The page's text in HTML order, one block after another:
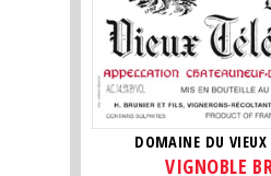
DOMAINE DU VIEUX
VIGNOBLE